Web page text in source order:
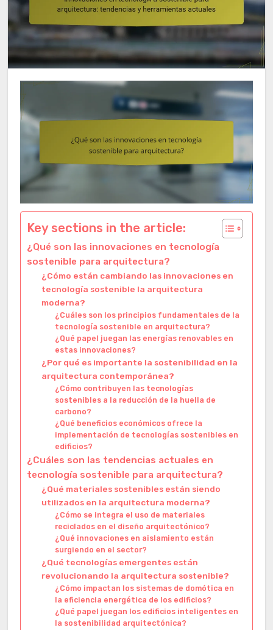
Key sections in the article:
¿Qué son las innovaciones en tecnología
sostenible para arquitectura?
¿Cómo están cambiando las innovaciones en
tecnología sostenible la arquitectura
moderna?
¿Cuáles son los principios fundamentales de la
tecnología sostenible en arquitectura?
¿Qué papel juegan las energías renovables en
estas innovaciones?
¿Por qué es importante la sostenibilidad en la
arquitectura contemporánea?
¿Cómo contribuyen las tecnologías
sostenibles a la reducción de la huella de
carbono?
¿Qué beneficios económicos ofrece la
implementación de tecnologías sostenibles en
edificios?
¿Cuáles son las tendencias actuales en
tecnología sostenible para arquitectura?
¿Qué materiales sostenibles están siendo
utilizados en la arquitectura moderna?
¿Cómo se integra el uso de materiales
reciclados en el diseño arquitectónico?
¿Qué innovaciones en aislamiento están
surgiendo en el sector?
¿Qué tecnologías emergentes están
revolucionando la arquitectura sostenible?
¿Cómo impactan los sistemas de domótica en
la eficiencia energética de los edificios?
¿Qué papel juegan los edificios inteligentes en
la sostenibilidad arquitectónica?